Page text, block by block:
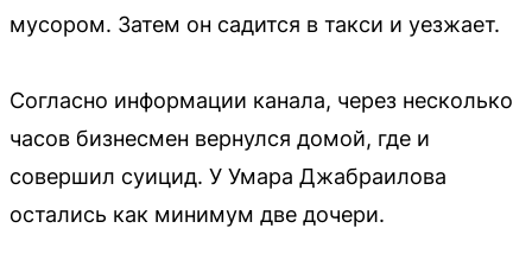
мусором. Затем он садится в такси и уезжает.
Согласно информации канала, через несколько
часов бизнесмен вернулся домой, где и
совершил суицид. У Умара Джабраилова
остались как минимум две дочери.